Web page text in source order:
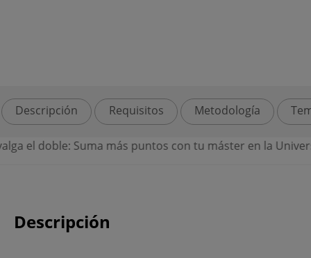
Descripción Requisitos Metodología
Suma más puntos con tu máster en la Universidad
Descripción